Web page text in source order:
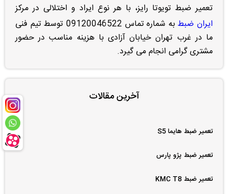
تعمیر ضبط تویوتا رایز، با هر نوع ایراد و اختلالی در مرکز
ایران ضبط
به شماره تماس 09120046522 توسط تیم فنی
ما در غرب تهران خیابان آزادی با هزینه مناسب در حضور
مشتری گرامی انجام می گیرد.
آخرین مقالات
تعمیر ضبط هایما S5
تعمیر ضبط پژو پارس
تعمیر ضبط KMC T8